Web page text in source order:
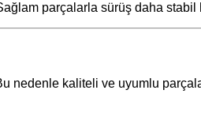
parçalarla sürüş daha stabil
nedenle kaliteli ve uyumlu